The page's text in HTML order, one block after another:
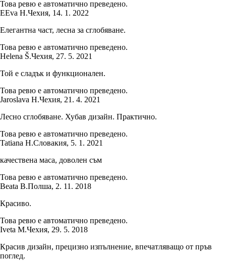
Това ревю е автоматично преведено.
EEva H.Чехия, 14. 1. 2022
Елегантна част, лесна за сглобяване.
Това ревю е автоматично преведено.
Helena Š.Чехия, 27. 5. 2021
Той е сладък и функционален.
Това ревю е автоматично преведено.
Jaroslava H.Чехия, 21. 4. 2021
Лесно сглобяване. Хубав дизайн. Практично.
Това ревю е автоматично преведено.
Tatiana H.Словакия, 5. 1. 2021
качествена маса, доволен съм
Това ревю е автоматично преведено.
Beata B.Полша, 2. 11. 2018
Красиво.
Това ревю е автоматично преведено.
Iveta M.Чехия, 29. 5. 2018
Красив дизайн, прецизно изпълнение, впечатляващо от пръв
поглед.